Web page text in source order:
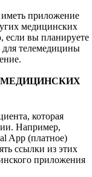
приложение
медицинских
если вы планируете
телемедицины
которая
Например,
App (платное)
ссылки из этих
приложения